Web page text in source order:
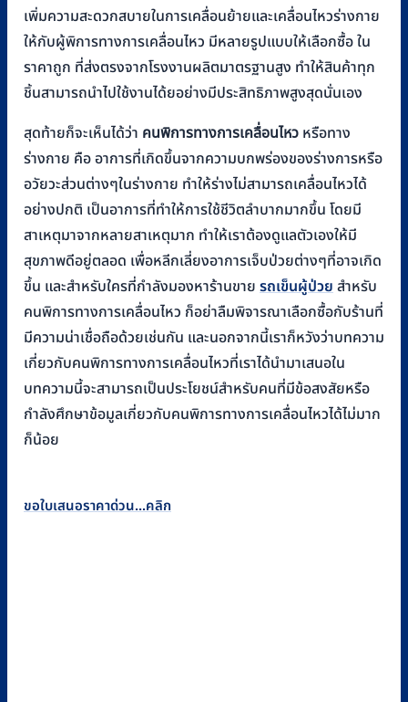
เพิ่มความสะดวกสบายในการเคลื่อนย้ายและเคลื่อนไหวร่างกาย
ให้กับผู้พิการทางการเคลื่อนไหว มีหลายรูปแบบให้เลือกซื้อ ใน
ราคาถูก ที่ส่งตรงจากโรงงานผลิตมาตรฐานสูง ทำให้สินค้าทุก
ชิ้นสามารถนำไปใช้งานได้ยอย่างมีประสิทธิภาพสูงสุดนั่นเอง
สุดท้ายก็จะเห็นได้ว่า คนพิการทางการเคลื่อนไหว หรือทาง
ร่างกาย คือ อาการที่เกิดขึ้นจากความบกพร่องของร่างการหรือ
อวัยวะส่วนต่างๆในร่างกาย ทำให้ร่างไม่สามารถเคลื่อนไหวได้
อย่างปกติ เป็นอาการที่ทำให้การใช้ชีวิตลำบากมากขึ้น โดยมี
สาเหตุมาจากหลายสาเหตุมาก ทำให้เราต้องดูแลตัวเองให้มี
สุขภาพดีอยู่ตลอด เพื่อหลีกเลี่ยงอาการเจ็บป่วยต่างๆที่อาจเกิด
ขึ้น และสำหรับใครที่กำลังมองหาร้านขาย รถเข็นผู้ป่วย สำหรับ
คนพิการทางการเคลื่อนไหว ก็อย่าลืมพิจารณาเลือกซื้อกับร้านที่
มีความน่าเชื่อถือด้วยเช่นกัน และนอกจากนี้เราก็หวังว่าบทความ
เกี่ยวกับคนพิการทางการเคลื่อนไหวที่เราได้นำมาเสนอใน
บทความนี้จะสามารถเป็นประโยชน์สำหรับคนที่มีข้อสงสัยหรือ
กำลังศึกษาข้อมูลเกี่ยวกับคนพิการทางการเคลื่อนไหวได้ไม่มาก
ก็น้อย
ขอใบเสนอราคาด่วน...คลิก